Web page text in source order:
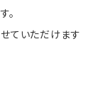
。
ていただけます